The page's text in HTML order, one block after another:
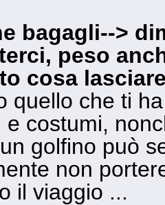
bagagli-->
peso
cosa
quello che ti
e costumi,
golfino può
non
il viaggio ...